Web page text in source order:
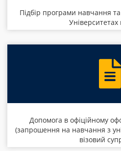
Підбір програми навчання
Університетах
Допомога в офіційному
(запрошення на навчання з
візовий